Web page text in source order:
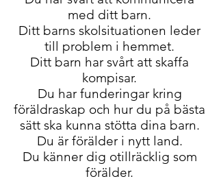
med ditt barn.
Ditt barns skolsituationen leder
till problem i hemmet.
Ditt barn har svårt att skaffa
kompisar.
Du har funderingar kring
föräldraskap och hur du på bästa
sätt ska kunna stötta dina barn.
Du är förälder i nytt land.
Du känner dig otillräcklig som
förälder.